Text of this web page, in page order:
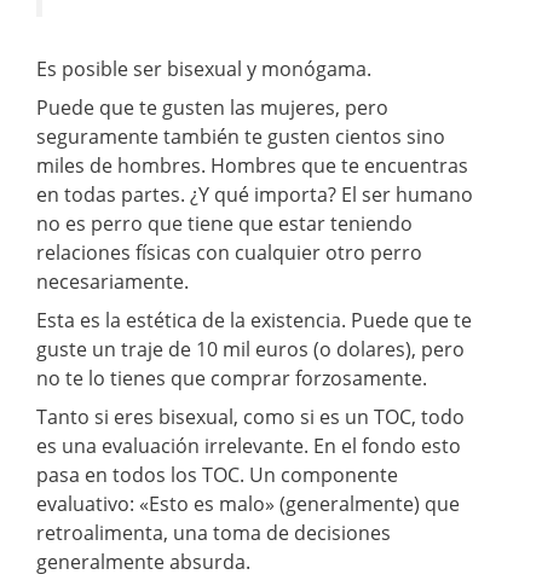
Es posible ser bisexual y monógama.
Puede que te gusten las mujeres, pero
seguramente también te gusten cientos sino
miles de hombres. Hombres que te encuentras
en todas partes. ¿Y qué importa? El ser humano
no es perro que tiene que estar teniendo
relaciones físicas con cualquier otro perro
necesariamente.
Esta es la estética de la existencia. Puede que te
guste un traje de 10 mil euros (o dolares), pero
no te lo tienes que comprar forzosamente.
Tanto si eres bisexual, como si es un TOC, todo
es una evaluación irrelevante. En el fondo esto
pasa en todos los TOC. Un componente
evaluativo: «Esto es malo» (generalmente) que
retroalimenta, una toma de decisiones
generalmente absurda.